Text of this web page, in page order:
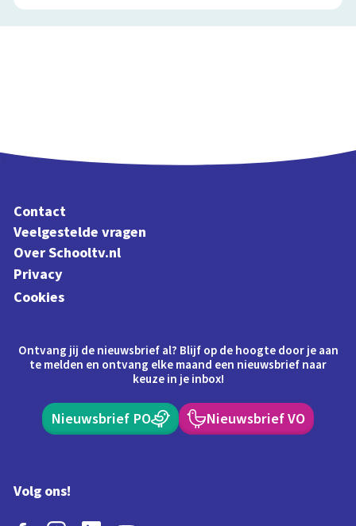
Contact
Veelgestelde vragen
Over Schooltv.nl
Privacy
Cookies
Ontvang jij de nieuwsbrief al? Blijf op de hoogte door je aan
te melden en ontvang elke maand een nieuwsbrief naar
keuze in je inbox!
Nieuwsbrief PO Nieuwsbrief VO
Volg ons!